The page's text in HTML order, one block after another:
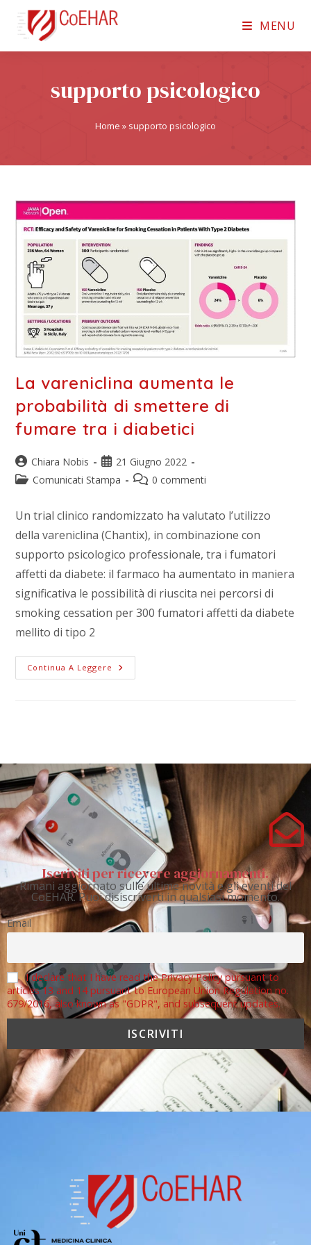
MENU
supporto psicologico
Home » supporto psicologico
La vareniclina aumenta le
probabilità di smettere di
fumare tra i diabetici
Chiara Nobis
21 Giugno 2022
Comunicati Stampa
0 commenti
Un trial clinico randomizzato ha valutato l’utilizzo
della vareniclina (Chantix), in combinazione con
supporto psicologico professionale, tra i fumatori
affetti da diabete: il farmaco ha aumentato in maniera
significativa le possibilità di riuscita nei percorsi di
smoking cessation per 300 fumatori affetti da diabete
mellito di tipo 2
Continua A Leggere
Iscriviti per ricevere aggiornamenti.
Rimani aggiornato sulle ultime novità e gli eventi del
CoEHAR. Puoi disiscriverti in qualsiasi momento.
Email
I declare that I have read the Privacy Policy pursuant to
articles 13 and 14 pursuant to European Union Regulation no.
679/2016, also known as "GDPR", and subsequent updates.